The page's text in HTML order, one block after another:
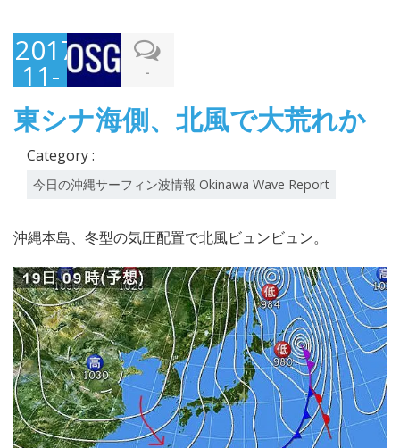
2017-
11-
18
-
東シナ海側、北風で大荒れか
Category :
今日の沖縄サーフィン波情報 Okinawa Wave Report
沖縄本島、冬型の気圧配置で北風ビュンビュン。